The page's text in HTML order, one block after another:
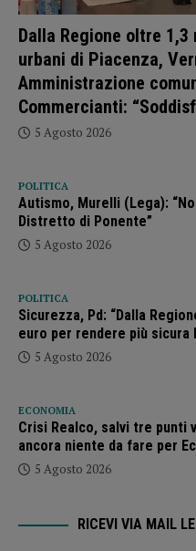
Dalla Regione oltre
urbani di Piacenza,
Amministrazione
Commercianti:
5 Agosto 2026
POLITICA
Autismo, Murelli (Lega):
Distretto di Ponente”
5 Agosto 2026
POLITICA
Sicurezza, Pd: “Dalla
euro per rendere più sicura
5 Agosto 2026
ECONOMIA
Crisi Realco, salvi tre punti
ancora niente da fare per
5 Agosto 2026
RICEVI VIA MAIL